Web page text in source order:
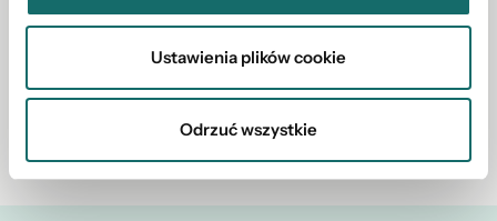
Ustawienia plików cookie
Odrzuć wszystkie
Brak opinii